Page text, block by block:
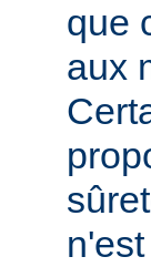
que
aux